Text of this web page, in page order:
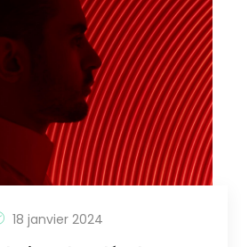
18 janvier 2024